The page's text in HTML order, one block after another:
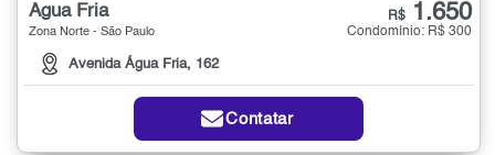
Água Fria
Zona Norte - São Paulo
Avenida Água Fria, 162
R$ 1.650
Condomínio: R$ 300
Contatar